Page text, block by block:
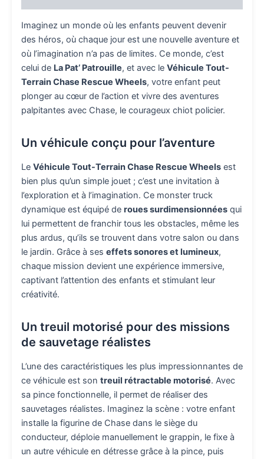
Imaginez un monde où les enfants peuvent devenir
des héros, où chaque jour est une nouvelle aventure et
où l’imagination n’a pas de limites. Ce monde, c’est
celui de La Pat’ Patrouille, et avec le Véhicule Tout-
Terrain Chase Rescue Wheels, votre enfant peut
plonger au cœur de l’action et vivre des aventures
palpitantes avec Chase, le courageux chiot policier.
Un véhicule conçu pour l’aventure
Le Véhicule Tout-Terrain Chase Rescue Wheels est
bien plus qu’un simple jouet ; c’est une invitation à
l’exploration et à l’imagination. Ce monster truck
dynamique est équipé de roues surdimensionnées qui
lui permettent de franchir tous les obstacles, même les
plus ardus, qu’ils se trouvent dans votre salon ou dans
le jardin. Grâce à ses effets sonores et lumineux,
chaque mission devient une expérience immersive,
captivant l’attention des enfants et stimulant leur
créativité.
Un treuil motorisé pour des missions
de sauvetage réalistes
L’une des caractéristiques les plus impressionnantes de
ce véhicule est son treuil rétractable motorisé. Avec
sa pince fonctionnelle, il permet de réaliser des
sauvetages réalistes. Imaginez la scène : votre enfant
installe la figurine de Chase dans le siège du
conducteur, déploie manuellement le grappin, le fixe à
un autre véhicule en détresse grâce à la pince, puis